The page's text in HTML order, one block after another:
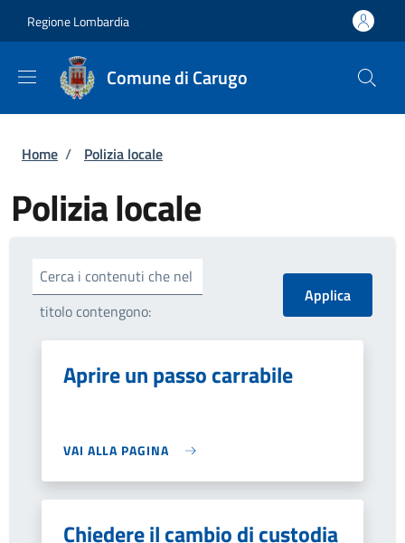
Regione Lombardia
Comune di Carugo
Briciole di pane
Home / Polizia locale
Polizia locale
Cerca i contenuti che nel
titolo contengono:
Aprire un passo carrabile
VAI ALLA PAGINA
Chiedere il cambio di custodia